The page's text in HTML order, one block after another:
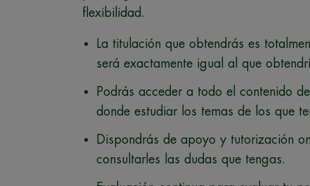
flexibilidad.
La titulación que obtendrás es
será exactamente igual al que
Podrás acceder a todo el contenido
donde estudiar los temas de los que
Dispondrás de apoyo y tutorización
consultarles las dudas que tengas.